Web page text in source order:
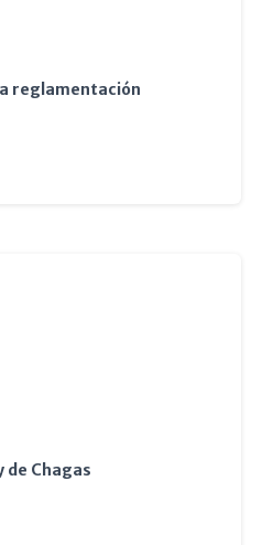
reglamentación
de Chagas